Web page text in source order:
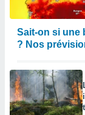
Sait-on si une
? Nos